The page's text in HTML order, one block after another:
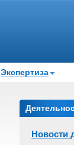
Экспертиза
Новости